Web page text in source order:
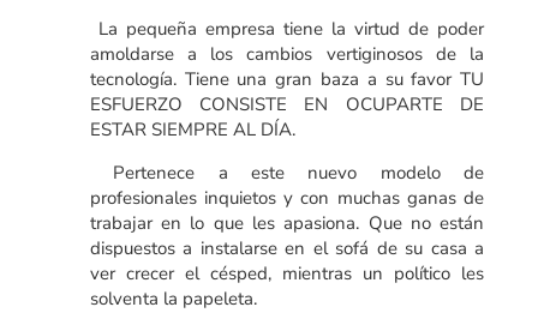
La pequeña empresa tiene la virtud de poder
amoldarse a los cambios vertiginosos de la
tecnología. Tiene una gran baza a su favor TU
ESFUERZO CONSISTE EN OCUPARTE DE
ESTAR SIEMPRE AL DÍA.
Pertenece a este nuevo modelo de
profesionales inquietos y con muchas ganas de
trabajar en lo que les apasiona. Que no están
dispuestos a instalarse en el sofá de su casa a
ver crecer el césped, mientras un político les
solventa la papeleta.